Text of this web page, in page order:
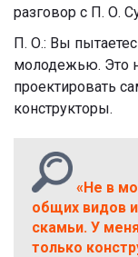
разговор с П. О.
П. О.: Вы
молодежью. Это
проектировать
конструкторы.
«Не в
общих видов
скамьи. У
только